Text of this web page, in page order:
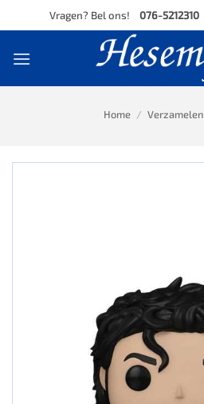
to
Vragen? Bel ons! 076-5212310
Home / Verzamelen